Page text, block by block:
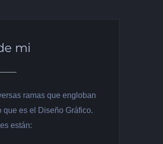
mi
ramas que engloban
que es el Diseño Gráfico.
están: